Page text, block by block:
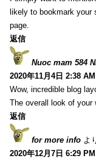
likely to bookmark your
page.
返信
Nuoc mam 584
2020年11月4日 2:38 AM
Wow, incredible blog
The overall look of
返信
for more info よ
2020年12月7日 6:29 PM